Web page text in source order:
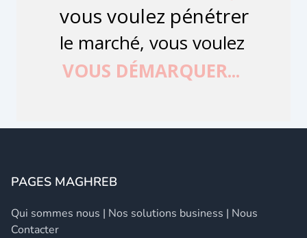
PAGES MAGHREB
Qui sommes nous | Nos solutions business | Nous
Contacter